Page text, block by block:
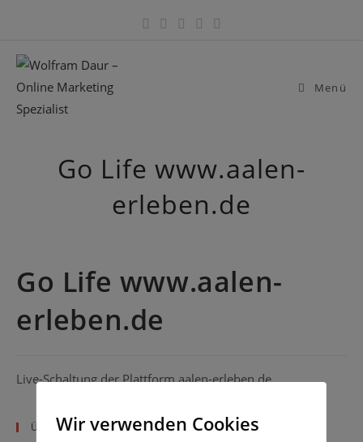
Menü
Go Life www.aalen-
erleben.de
Go Life www.aalen-
erleben.de
Live-Schaltung der Plattform aalen-erleben.de
Über Mich
Wir verwenden Cookies